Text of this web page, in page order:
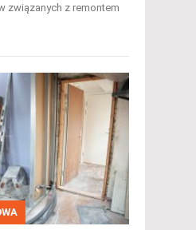
związanych z remontem